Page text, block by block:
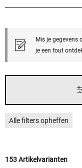
Mis je gegevens
je een fout
Alle filters opheffen
153 Artikelvarianten